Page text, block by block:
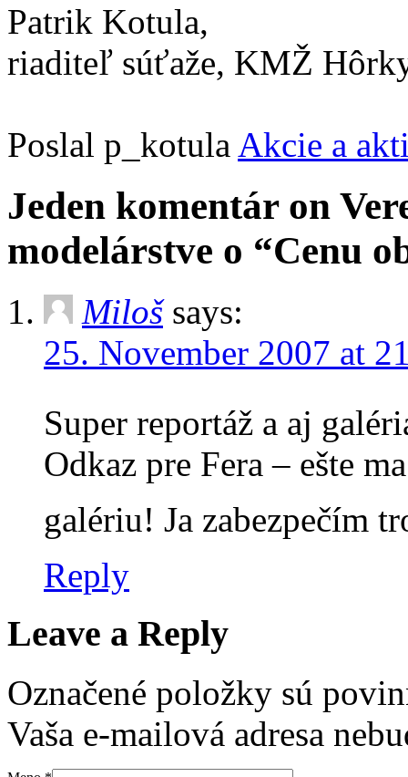
Patrik Kotula,
riaditeľ súťaže, KMŽ
Poslal p_kotula Akcie a
Jeden komentár on
modelárstve o “Cenu
Miloš says:
25. November 2007 at
Super reportáž a aj
Odkaz pre Fera – ešte
galériu! Ja zabezpečím
Reply
Leave a Reply
Označené položky sú
Vaša e-mailová adresa